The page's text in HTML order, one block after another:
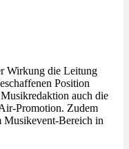
Wirkung die Leitung
Position
auch die
Promotion. Zudem
Musikevent-Bereich in